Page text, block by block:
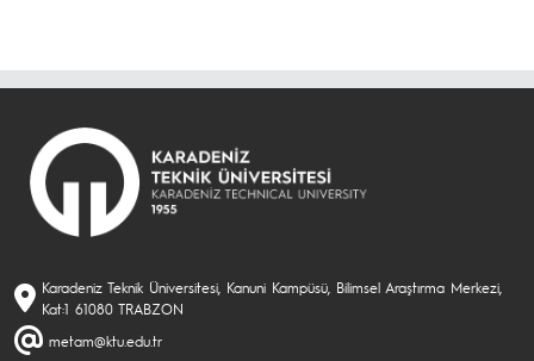
Karadeniz Teknik Üniversitesi, Kanuni Kampüsü, Bilimsel Araştırma Merkezi,
Kat:1 61080 TRABZON
metam@ktu.edu.tr